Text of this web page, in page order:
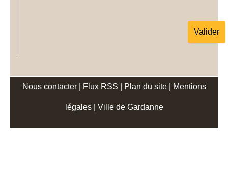
Nous contacter Flux RSS Plan du site Mentions
légales Ville de Gardanne